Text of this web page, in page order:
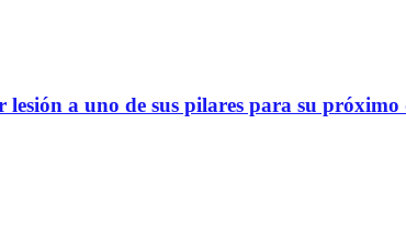
a uno de sus pilares para su próximo